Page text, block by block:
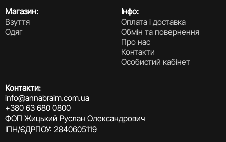
Магазин:
Взуття
Одяг
Інфо:
Оплата і доставка
Обмін та повернення
Про нас
Контакти
Особистий кабінет
Контакти:
info@annabraim.com.ua
+380 63 680 0800
ФОП Жицький Руслан Олександрович
ІПН/ЄДРПОУ: 2840605119